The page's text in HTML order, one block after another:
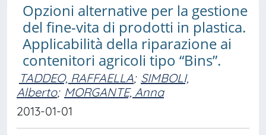
Opzioni alternative per la gestione
del fine-vita di prodotti in plastica.
Applicabilità della riparazione ai
contenitori agricoli tipo “Bins”.
TADDEO, RAFFAELLA; SIMBOLI,
Alberto; MORGANTE, Anna
2013-01-01